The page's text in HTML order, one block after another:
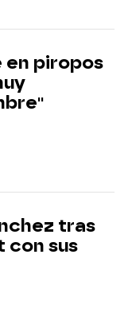
en piropos
tras
con sus